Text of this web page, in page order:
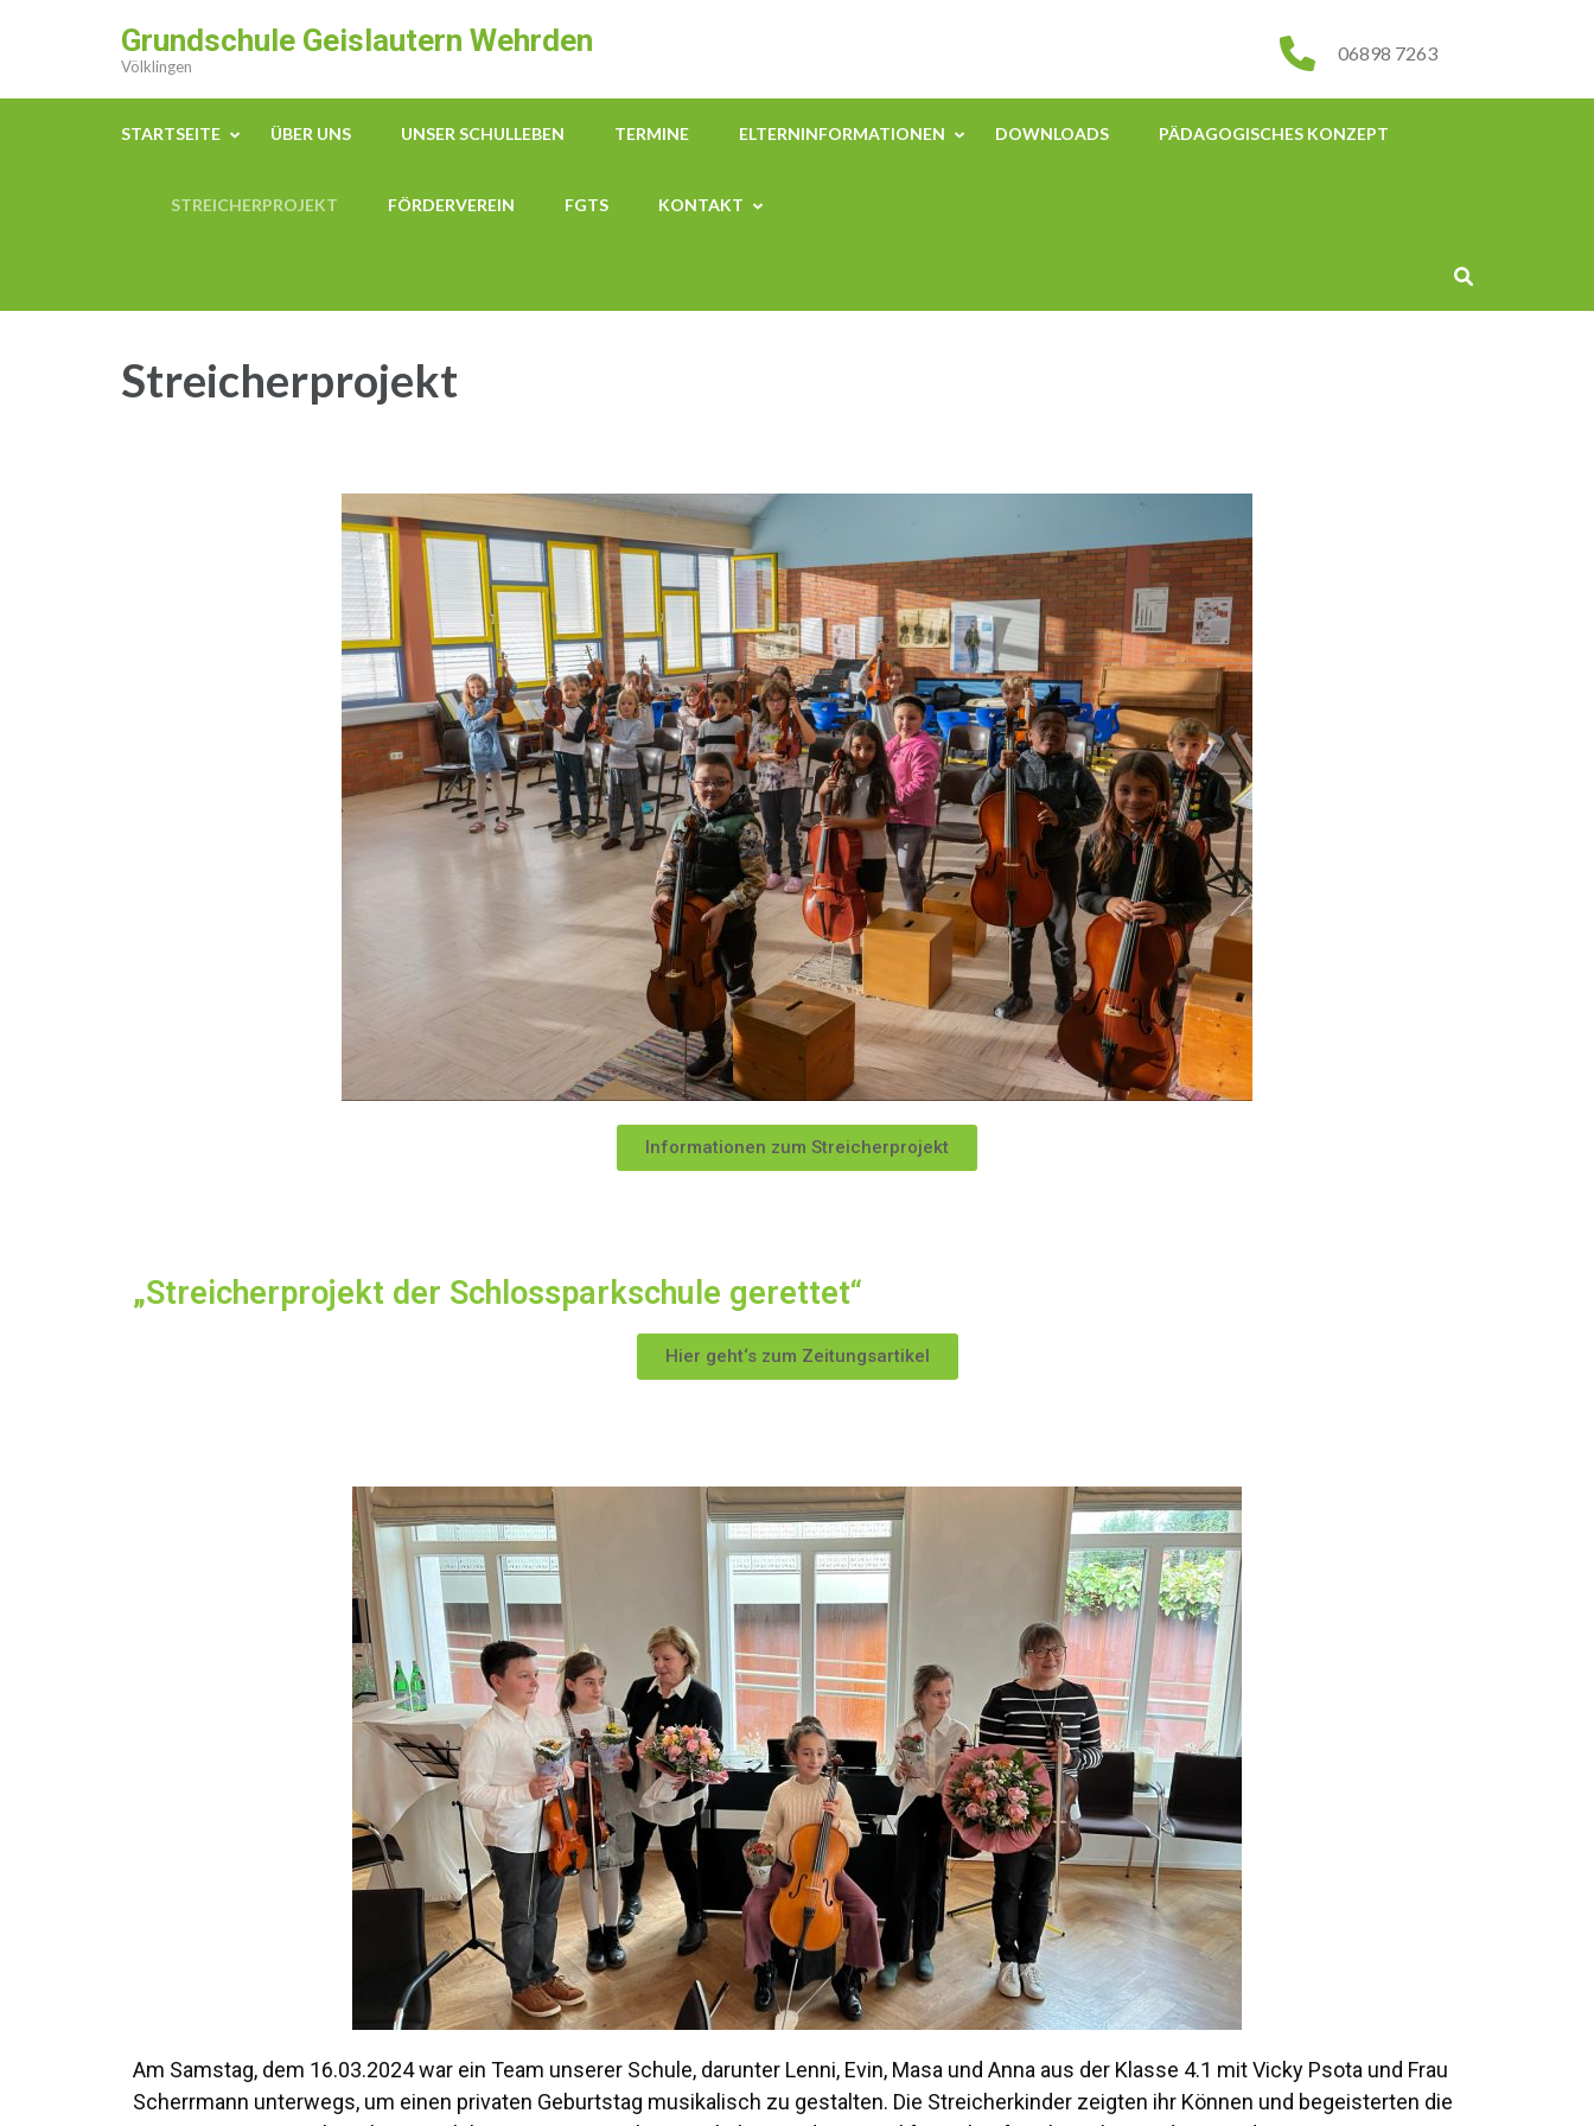
Grundschule Geislautern Wehrden
Völklingen
06898 7263
STARTSEITE ÜBER UNS UNSER SCHULLEBEN TERMINE ELTERNINFORMATIONEN DOWNLOADS PÄDAGOGISCHES KONZEPT
STREICHERPROJEKT FÖRDERVEREIN FGTS KONTAKT
Streicherprojekt
Informationen zum Streicherprojekt
„Streicherprojekt der Schlossparkschule gerettet“
Hier geht‘s zum Zeitungsartikel
Am Samstag, dem 16.03.2024 war ein Team unserer Schule, darunter Lenni, Evin, Masa und Anna aus der Klasse 4.1 mit Vicky Psota und Frau
Scherrmann unterwegs, um einen privaten Geburtstag musikalisch zu gestalten. Die Streicherkinder zeigten ihr Können und begeisterten die